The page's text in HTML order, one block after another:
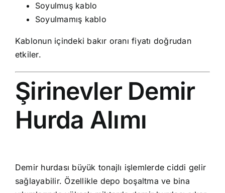
Soyulmuş kablo
Soyulmamış kablo
Kablonun içindeki bakır oranı fiyatı doğrudan
etkiler.
Şirinevler Demir
Hurda Alımı
Demir hurdası büyük tonajlı işlemlerde ciddi gelir
sağlayabilir. Özellikle depo boşaltma ve bina